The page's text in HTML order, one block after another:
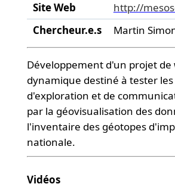
Site Web
http://
Chercheur.e.s
Martin
Développement d'un projet de
dynamique destiné à tester
d'exploration et de
par la géovisualisation des
l'inventaire des géotopes
nationale.
Vidéos